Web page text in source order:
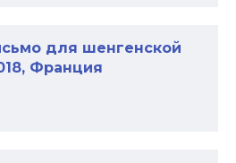
для шенгенской
Франция